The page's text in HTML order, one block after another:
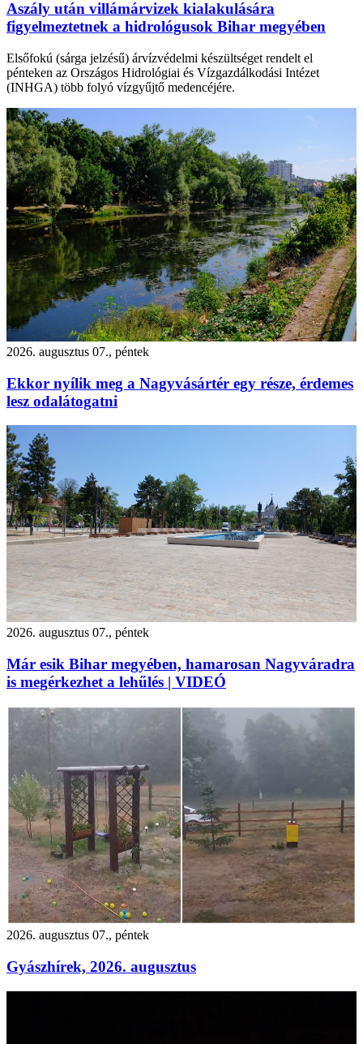
Aszály után villámárvizek kialakulására
figyelmeztetnek a hidrológusok Bihar megyében
Elsőfokú (sárga jelzésű) árvízvédelmi készültséget rendelt el
pénteken az Országos Hidrológiai és Vízgazdálkodási Intézet
(INHGA) több folyó vízgyűjtő medencéjére.
2026. augusztus 07., péntek
Ekkor nyílik meg a Nagyvásártér egy része, érdemes
lesz odalátogatni
2026. augusztus 07., péntek
Már esik Bihar megyében, hamarosan Nagyváradra
is megérkezhet a lehűlés | VIDEÓ
2026. augusztus 07., péntek
Gyászhírek, 2026. augusztus